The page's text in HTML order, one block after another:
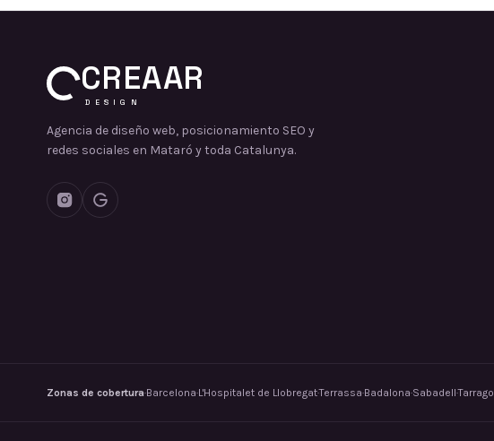
CREAAR
DESIGN
Agencia de diseño web, posicionamiento SEO y
redes sociales en Mataró y toda Catalunya.
Zonas de cobertura·Barcelona·L'Hospitalet de Llobregat·Terrassa·Badalona·Sabadell·